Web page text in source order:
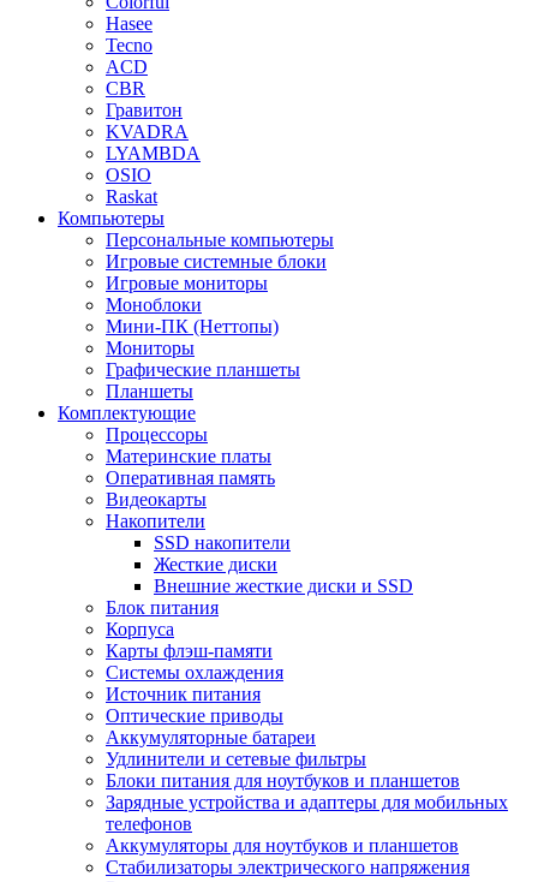
Hasee
Tecno
ACD
CBR
Гравитон
KVADRA
LYAMBDA
OSIO
Raskat
Компьютеры
Персональные компьютеры
Игровые системные блоки
Игровые мониторы
Моноблоки
Мини-ПК (Неттопы)
Мониторы
Графические планшеты
Планшеты
Комплектующие
Процессоры
Материнские платы
Оперативная память
Видеокарты
Накопители
SSD накопители
Жесткие диски
Внешние жесткие диски и SSD
Блок питания
Корпуса
Карты флэш-памяти
Системы охлаждения
Источник питания
Оптические приводы
Аккумуляторные батареи
Удлинители и сетевые фильтры
Блоки питания для ноутбуков и планшетов
Зарядные устройства и адаптеры для мобильных
телефонов
Аккумуляторы для ноутбуков и планшетов
Стабилизаторы электрического напряжения